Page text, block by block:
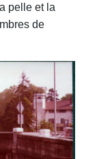
pelle et la
de